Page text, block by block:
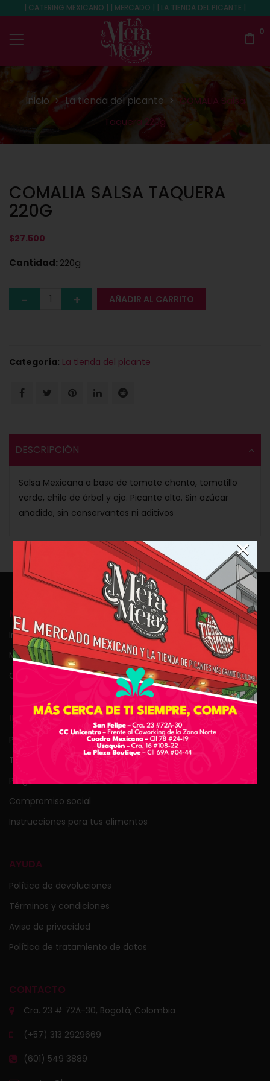
| CATERING MEXICANO | | MERCADO | | LA TIENDA DEL PICANTE |
0
Inicio La tienda del picante
COMALIA Salsa
Taquera 220g
COMALIA SALSA TAQUERA
220G
$27.500
Cantidad:220g
AÑADIR AL CARRITO
Categoría: La tienda del picante
DESCRIPCIÓN
Salsa Mexicana a base de tomate chonto, tomatillo
verde, chile de árbol y ajo. Picante alto. Sin azúcar
añadida, sin conservantes ni aditivos
MI CUENTA
Ingresar
Mi carrito
Checkout
INFORMACIÓN
Puntos de venta
Tiempos de entrega
Preguntas frecuentes
Compromiso social
Instrucciones para tus alimentos
AYUDA
Política de devoluciones
Términos y condiciones
Aviso de privacidad
Política de tratamiento de datos
CONTACTO
Cra. 23 # 72A-30, Bogotá, Colombia
(+57) 313 2929669
(601) 549 3889
×